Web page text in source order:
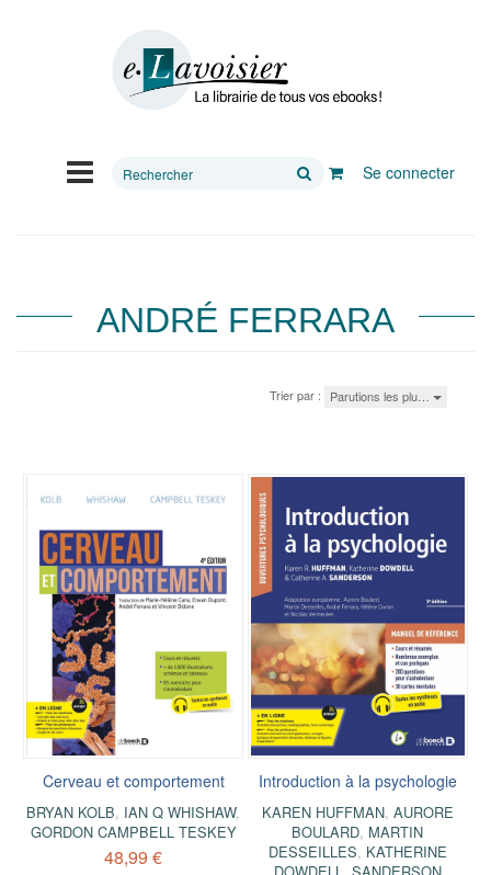
Rechercher
Se connecter
ANDRÉ FERRARA
Trier par : Parutions les plu…
Cerveau et comportement
BRYAN KOLB, IAN Q WHISHAW,
GORDON CAMPBELL TESKEY
48,99 €
Introduction à la psychologie
KAREN HUFFMAN, AURORE
BOULARD, MARTIN
DESSEILLES, KATHERINE